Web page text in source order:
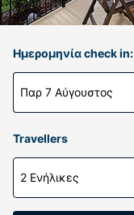
Ημερομηνία check in:
Παρ 7 Αύγουστος
Travellers
2 Ενήλικες